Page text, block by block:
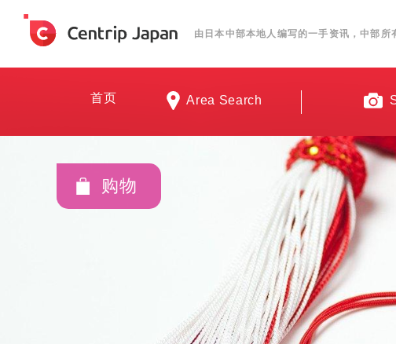
由日本中部本地人编写的一手资讯，中部所
首页 Area Search
购物